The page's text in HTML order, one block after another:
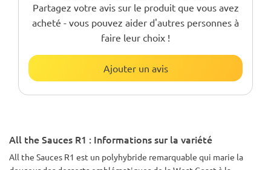
Partagez votre avis sur le produit que vous avez
acheté - vous pouvez aider d'autres personnes à
faire leur choix !
Ajouter un avis
All the Sauces R1 : Informations sur la variété
All the Sauces R1 est un polyhybride remarquable qui marie la